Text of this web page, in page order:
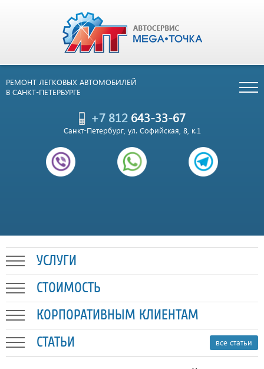
РЕМОНТ ЛЕГКОВЫХ АВТОМОБИЛЕЙ
В САНКТ-ПЕТЕРБУРГЕ
+7 812643-33-67
Санкт-Петербург, ул. Софийская, 8, к.1
УСЛУГИ
СТОИМОСТЬ
КОРПОРАТИВНЫМ КЛИЕНТАМ
СТАТЬИ
все статьи